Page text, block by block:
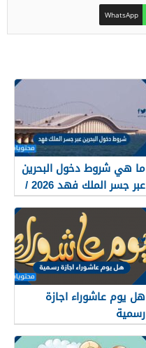
WhatsApp
ما هي شروط دخول البحرين
عبر جسر الملك فهد 2026 /
1448
هل يوم عاشوراء اجازة
رسمية